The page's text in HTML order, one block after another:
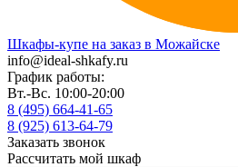
Шкафы-купе на заказ в Можайске
info@ideal-shkafy.ru
График работы:
Вт.-Вс. 10:00-20:00
8 (495) 664-41-65
8 (925) 613-64-79
Заказать звонок
Рассчитать мой шкаф